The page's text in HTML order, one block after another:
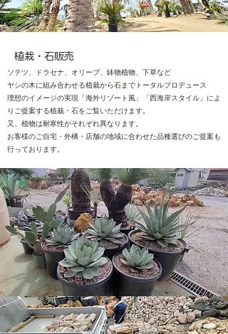
植栽・石販売
ソテツ、ドラセナ、オリーブ、鉢物植物、下草など
ヤシの木に組み合わせる植栽から石までトータルプロデュース
理想のイメージの実現「海外リゾート風」「西海岸スタイル」によ
りご提案する植栽・石をご覧いただけます。
又、植物は耐寒性がそれぞれ異なります。
お客様のご自宅・外構・店舗の地域に合わせた品種選びのご提案も
行っております。